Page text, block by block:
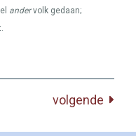
andervolk gedaan;
volgende